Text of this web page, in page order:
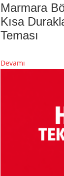
Marmara
Kısa
Teması
Devamı